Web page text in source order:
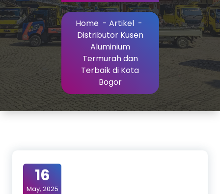
Home - Artikel -
Distributor Kusen
Aluminium
Termurah dan
Terbaik di Kota
Bogor
16
May, 2025